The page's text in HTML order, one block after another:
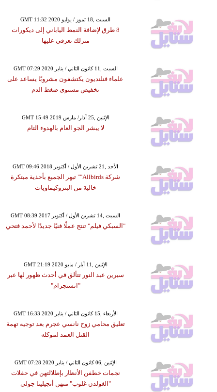
GMT 11:32 2020 السبت ,18 تموز / يوليو
8 طرق لإضافة النمط الياباني إلى ديكورات
منزلك تعرفي عليها
GMT 07:29 2020 السبت ,11 كانون الثاني / يناير
علماء فنلنديون يكتشفون مشروبًا يساعد على
تخفيض مستوى ضغط الدم
GMT 15:49 2019 الإثنين ,25 آذار/ مارس
لا يبشر الجو العام بالهدوء التام
GMT 09:46 2018 الأحد ,21 تشرين الأول / أكتوبر
شركة Allbirds"" تبهر الجميع بأحذية مبتكرة
خالية من البتروكيماويات
GMT 08:39 2017 السبت ,14 تشرين الأول / أكتوبر
"السبكي فيلم" تنتج عملًا فنيًا جديدًا لأحمد فتحي
GMT 21:19 2020 الإثنين ,11 أيار / مايو
سيرين عبد النور تتألق في أحدث ظهور لها عبر
"انستجرام"
GMT 16:33 2020 الأربعاء ,15 كانون الثاني / يناير
تعليق محامي زوج نانسي عجرم بعد توجيه تهمة
القتل العمد لموكله
GMT 07:28 2020 الإثنين ,06 كانون الثاني / يناير
نجمات خطفن الأنظار بإطلالتهن في حفلات
"الغولدن غلوب" منهن أنجيلينا جولي